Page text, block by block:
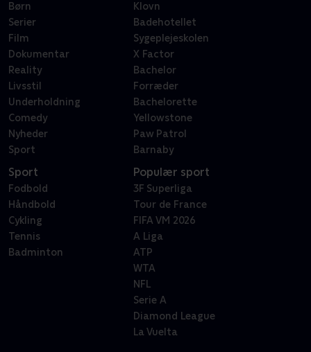
Børn
Serier
Film
Dokumentar
Reality
Livsstil
Underholdning
Comedy
Nyheder
Sport
Klovn
Badehotellet
Sygeplejeskolen
X Factor
Bachelor
Forræder
Bachelorette
Yellowstone
Paw Patrol
Barnaby
Sport
Fodbold
Håndbold
Cykling
Tennis
Badminton
Populær sport
3F Superliga
Tour de France
FIFA VM 2026
A Liga
ATP
WTA
NFL
Serie A
Diamond League
La Vuelta